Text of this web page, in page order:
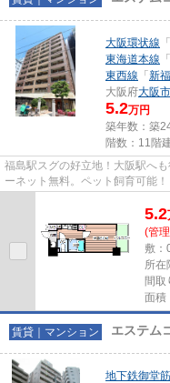
大阪環状線 「
東海道本線 「
東西線 「 新
大阪府大阪
5.2万円
築年数：築
階数：11階
福島駅スグの好立地！大阪駅へ
ーネット無料。ペット飼育可能！
5.2
(管
敷：
所在
間取
面積
賃貸｜マンション エステム
地下鉄御堂